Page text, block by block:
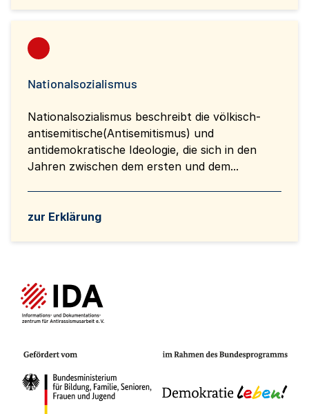
Nationalsozialismus
Nationalsozialismus beschreibt die völkisch-
antisemitische(Antisemitismus) und
antidemokratische Ideologie, die sich in den
Jahren zwischen dem ersten und dem...
zur Erklärung